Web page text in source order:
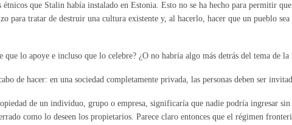
que Stalin había instalado en Estonia. Esto no se ha hecho para permitir
para tratar de destruir una cultura existente y, al hacerlo, hacer que un pueblo
lo apoye e incluso que lo celebre? ¿O no habría algo más detrás del tema de
de hacer: en una sociedad completamente privada, las personas deben ser
de un individuo, grupo o empresa, significaría que nadie podría ingresar
como lo deseen los propietarios. Parece claro entonces que el régimen